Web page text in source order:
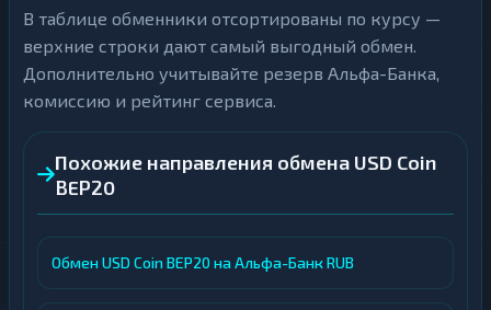
В таблице обменники отсортированы по курсу —
верхние строки дают самый выгодный обмен.
Дополнительно учитывайте резерв Альфа-Банка,
комиссию и рейтинг сервиса.
Похожие направления обмена USD Coin
BEP20
Обмен USD Coin BEP20 на Альфа-Банк RUB